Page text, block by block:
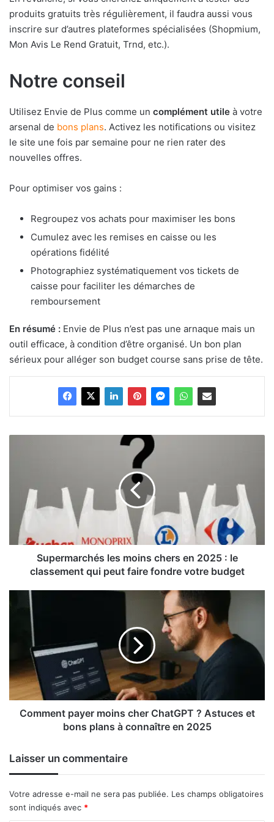
produits gratuits très régulièrement, il faudra aussi vous
inscrire sur d’autres plateformes spécialisées (Shopmium,
Mon Avis Le Rend Gratuit, Trnd, etc.).
Notre conseil
Utilisez Envie de Plus comme un complément utile à votre
arsenal de bons plans. Activez les notifications ou visitez
le site une fois par semaine pour ne rien rater des
nouvelles offres.
Pour optimiser vos gains :
Regroupez vos achats pour maximiser les bons
Cumulez avec les remises en caisse ou les
opérations fidélité
Photographiez systématiquement vos tickets de
caisse pour faciliter les démarches de
remboursement
En résumé : Envie de Plus n’est pas une arnaque mais un
outil efficace, à condition d’être organisé. Un bon plan
sérieux pour alléger son budget course sans prise de tête.
2025
classement
fondre
budget
Supermarchés les moins chers en 2025 : le
classement qui peut faire fondre votre budget
Comment
payer
moins
ChatGPT
Astuces
et
bons
plans
2025
Comment payer moins cher ChatGPT ? Astuces et
bons plans à connaître en 2025
Laisser un commentaire
Votre adresse e-mail ne sera pas publiée. Les champs obligatoires
sont indiqués avec *